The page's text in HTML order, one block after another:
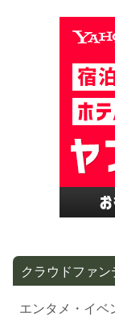
エンタメ・イベ
地域・街づくり